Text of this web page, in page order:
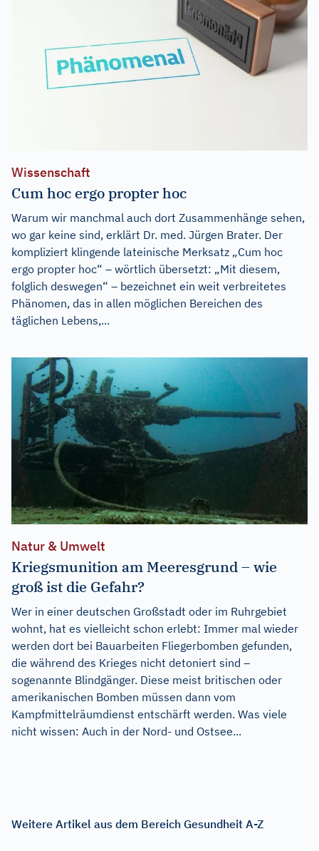
Wissenschaft
Cum hoc ergo propter hoc
Warum wir manchmal auch dort Zusammenhänge sehen,
wo gar keine sind, erklärt Dr. med. Jürgen Brater. Der
kompliziert klingende lateinische Merksatz „Cum hoc
ergo propter hoc“ – wörtlich übersetzt: „Mit diesem,
folglich deswegen“ – bezeichnet ein weit verbreitetes
Phänomen, das in allen möglichen Bereichen des
täglichen Lebens,...
Natur & Umwelt
Kriegsmunition am Meeresgrund – wie
groß ist die Gefahr?
Wer in einer deutschen Großstadt oder im Ruhrgebiet
wohnt, hat es vielleicht schon erlebt: Immer mal wieder
werden dort bei Bauarbeiten Fliegerbomben gefunden,
die während des Krieges nicht detoniert sind –
sogenannte Blindgänger. Diese meist britischen oder
amerikanischen Bomben müssen dann vom
Kampfmittelräumdienst entschärft werden. Was viele
nicht wissen: Auch in der Nord- und Ostsee...
Weitere Artikel aus dem Bereich Gesundheit A-Z